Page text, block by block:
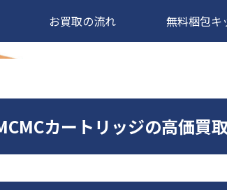
お買取の流れ 無料梱包キ
カートリッジの高価買